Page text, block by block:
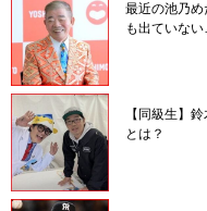
最近の池乃
も出ていな
【同級生】
とは？